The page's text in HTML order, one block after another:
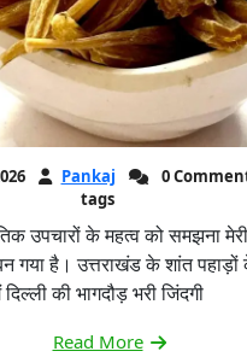
Pankaj 0
tags
उपचारों के महत्व को समझना
गया है। उत्तराखंड के शांत
दिल्ली की भागदौड़ भरी जिंदगी
Read More